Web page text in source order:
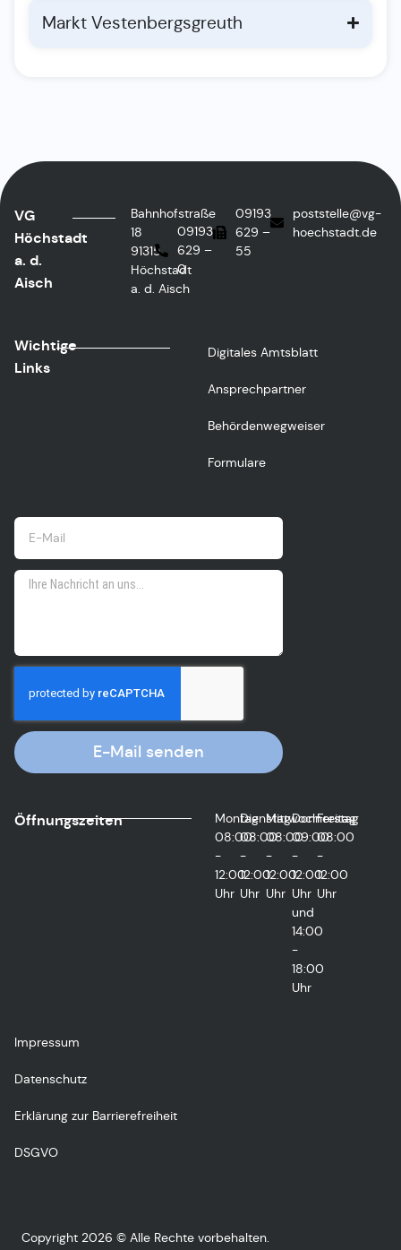
Markt Vestenbergsgreuth
VG
Höchstadt
a. d.
Aisch
Bahnhofstraße
18
91315
Höchstadt
a. d. Aisch
09193
629 –
0
09193
629 –
55
poststelle@vg-
hoechstadt.de
Wichtige
Links
Digitales Amtsblatt
Ansprechpartner
Behördenwegweiser
Formulare
E-Mail senden
Öffnungszeiten
Montag
08:00
-
12:00
Uhr
Dienstag
08:00
-
12:00
Uhr
Mittwoch
08:00
-
12:00
Uhr
Donnerstag
09:00
-
12:00
Uhr
und
14:00
-
18:00
Uhr
Freitag
08:00
-
12:00
Uhr
Impressum
Datenschutz
Erklärung zur Barrierefreiheit
DSGVO
Copyright 2026 © Alle Rechte vorbehalten.